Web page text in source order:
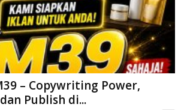
– Copywriting Power,
Publish di...